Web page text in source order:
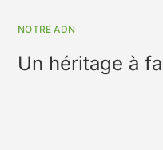
NOTRE ADN
Un héritage à